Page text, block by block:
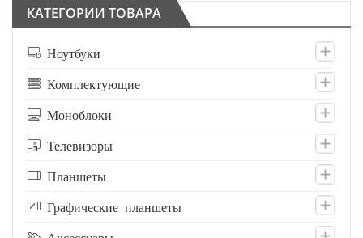
КАТЕГОРИИ ТОВАРА
Ноутбуки
Комплектующие
Моноблоки
Телевизоры
Планшеты
Графические планшеты